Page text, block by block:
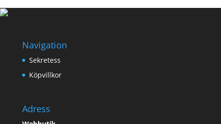
Navigation
Sekretess
Köpvillkor
Adress